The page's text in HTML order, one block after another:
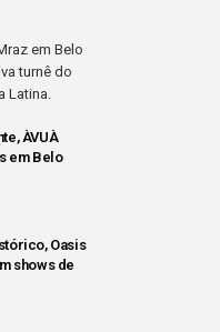
em Belo
turnê do
Latina.
ÀVUÀ
em Belo
Oasis
shows de